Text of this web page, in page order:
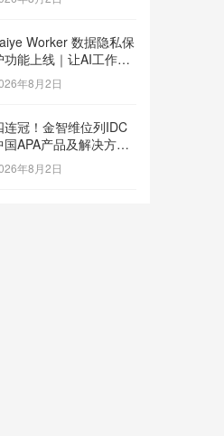
Worker 数据隐私保
功能上线｜让AI工作流
顾效率与数据安全
年8月2日
连冠！金智维位列IDC
国APA产品及解决方案
场份额第一
年8月2日